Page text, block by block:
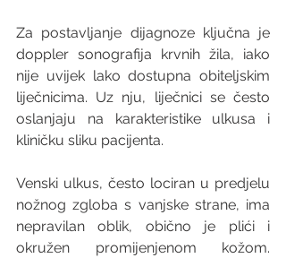
Za postavljanje dijagnoze ključna je
doppler sonografija krvnih žila, iako
nije uvijek lako dostupna obiteljskim
liječnicima. Uz nju, liječnici se često
oslanjaju na karakteristike ulkusa i
kliničku sliku pacijenta.
Venski ulkus, često lociran u predjelu
nožnog zgloba s vanjske strane, ima
nepravilan oblik, obično je plići i
okružen promijenjenom kožom.